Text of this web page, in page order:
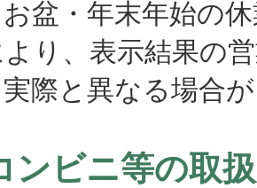
盆・年末年始の
より、表示結果の
と異なる場合が
ンビニ等の取